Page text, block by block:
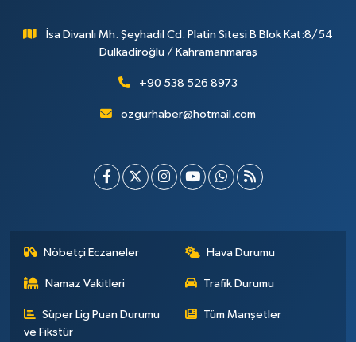
İsa Divanlı Mh. Şeyhadil Cd. Platin Sitesi B Blok Kat:8/54
Dulkadiroğlu / Kahramanmaraş
+90 538 526 8973
ozgurhaber@hotmail.com
Nöbetçi Eczaneler Hava Durumu
Namaz Vakitleri Trafik Durumu
Süper Lig Puan Durumu
ve Fikstür
Tüm Manşetler